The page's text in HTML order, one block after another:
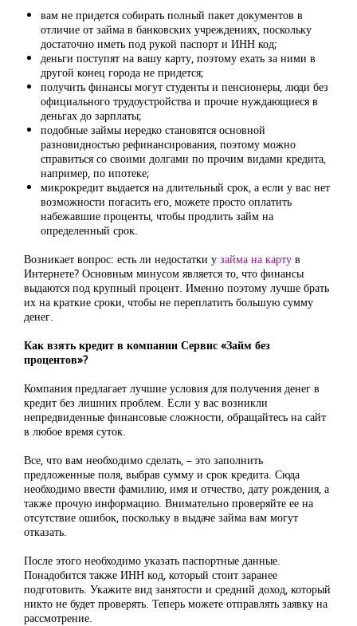
вам не придется собирать полный пакет документов в
отличие от займа в банковских учреждениях, поскольку
достаточно иметь под рукой паспорт и ИНН код;
деньги поступят на вашу карту, поэтому ехать за ними в
другой конец города не придется;
получить финансы могут студенты и пенсионеры, люди без
официального трудоустройства и прочие нуждающиеся в
деньгах до зарплаты;
подобные займы нередко становятся основной
разновидностью рефинансирования, поэтому можно
справиться со своими долгами по прочим видами кредита,
например, по ипотеке;
микрокредит выдается на длительный срок, а если у вас нет
возможности погасить его, можете просто оплатить
набежавшие проценты, чтобы продлить займ на
определенный срок.
Возникает вопрос: есть ли недостатки у займа на карту в
Интернете? Основным минусом является то, что финансы
выдаются под крупный процент. Именно поэтому лучше брать
их на краткие сроки, чтобы не переплатить большую сумму
денег.
Как взять кредит в компании Сервис «Займ без
процентов»?
Компания предлагает лучшие условия для получения денег в
кредит без лишних проблем. Если у вас возникли
непредвиденные финансовые сложности, обращайтесь на сайт
в любое время суток.
Все, что вам необходимо сделать, – это заполнить
предложенные поля, выбрав сумму и срок кредита. Сюда
необходимо ввести фамилию, имя и отчество, дату рождения, а
также прочую информацию. Внимательно проверяйте ее на
отсутствие ошибок, поскольку в выдаче займа вам могут
отказать.
После этого необходимо указать паспортные данные.
Понадобится также ИНН код, который стоит заранее
подготовить. Укажите вид занятости и средний доход, который
никто не будет проверять. Теперь можете отправлять заявку на
рассмотрение.